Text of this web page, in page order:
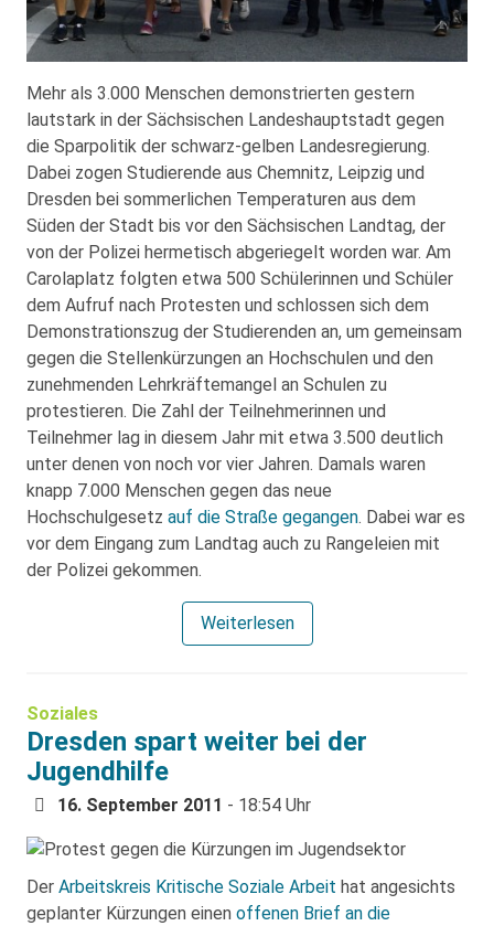
Mehr als 3.000 Menschen demonstrierten gestern
lautstark in der Sächsischen Landeshauptstadt gegen
die Sparpolitik der schwarz-gelben Landesregierung.
Dabei zogen Studierende aus Chemnitz, Leipzig und
Dresden bei sommerlichen Temperaturen aus dem
Süden der Stadt bis vor den Sächsischen Landtag, der
von der Polizei hermetisch abgeriegelt worden war. Am
Carolaplatz folgten etwa 500 Schülerinnen und Schüler
dem Aufruf nach Protesten und schlossen sich dem
Demonstrationszug der Studierenden an, um gemeinsam
gegen die Stellenkürzungen an Hochschulen und den
zunehmenden Lehrkräftemangel an Schulen zu
protestieren. Die Zahl der Teilnehmerinnen und
Teilnehmer lag in diesem Jahr mit etwa 3.500 deutlich
unter denen von noch vor vier Jahren. Damals waren
knapp 7.000 Menschen gegen das neue
Hochschulgesetz auf die Straße gegangen. Dabei war es
vor dem Eingang zum Landtag auch zu Rangeleien mit
der Polizei gekommen.
Weiterlesen
Soziales
Dresden spart weiter bei der
Jugendhilfe
16. September 2011 - 18:54 Uhr
Der Arbeitskreis Kritische Soziale Arbeit hat angesichts
geplanter Kürzungen einen offenen Brief an die